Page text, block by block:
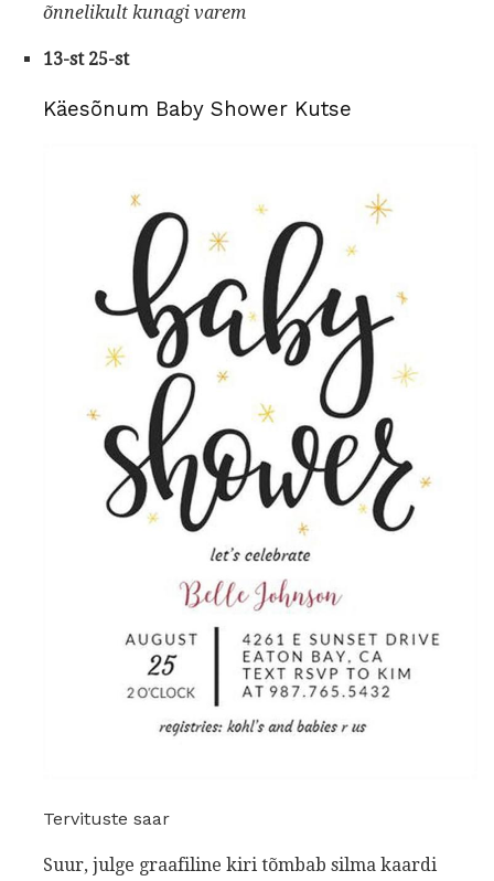
õnnelikult kunagi varem
13-st 25-st
Käesõnum Baby Shower Kutse
Tervituste saar
Suur, julge graafiline kiri tõmbab silma kaardi